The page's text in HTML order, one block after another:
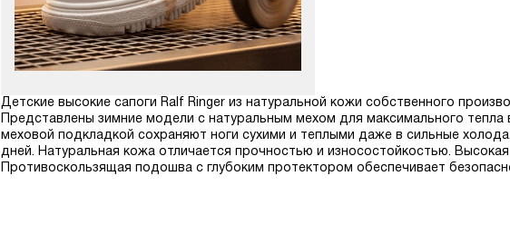
Детские высокие сапоги Ralf Ringer из натуральной кожи собственного
Представлены зимние модели с натуральным мехом для максимального
меховой подкладкой сохраняют ноги сухими и теплыми даже в сильные
дней. Натуральная кожа отличается прочностью и износостойкостью.
Противоскользящая подошва с глубоким протектором обеспечивает